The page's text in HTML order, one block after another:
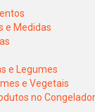
e Medidas
e Legumes
e Vegetais
no Congelador